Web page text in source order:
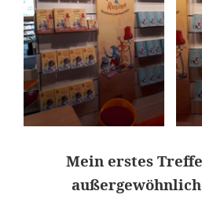
Mein erstes